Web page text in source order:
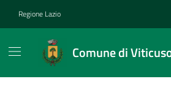
Regione Lazio
Comune di